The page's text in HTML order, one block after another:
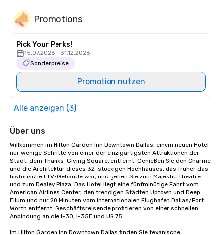
Promotions
Pick Your Perks!
15.07.2026 - 31.12.2026
Sonderpreise
Promotion nutzen
Alle anzeigen (3)
Über uns
Willkommen im Hilton Garden Inn Downtown Dallas, einem neuen Hotel
nur wenige Schritte von einer der einzigartigsten Attraktionen der
Stadt, dem Thanks-Giving Square, entfernt. Genießen Sie den Charme
und die Architektur dieses 32-stöckigen Hochhauses, das früher das
historische LTV-Gebäude war, und gehen Sie zum Majestic Theatre
und zum Dealey Plaza. Das Hotel liegt eine fünfminütige Fahrt vom
American Airlines Center, den trendigen Städten Uptown und Deep
Ellum und nur 20 Minuten vom internationalen Flughafen Dallas/Fort
Worth entfernt. Geschäftsreisende profitieren von einer schnellen
Anbindung an die I-30, I-35E und US 75.
Im Hilton Garden Inn Downtown Dallas finden Sie texanische